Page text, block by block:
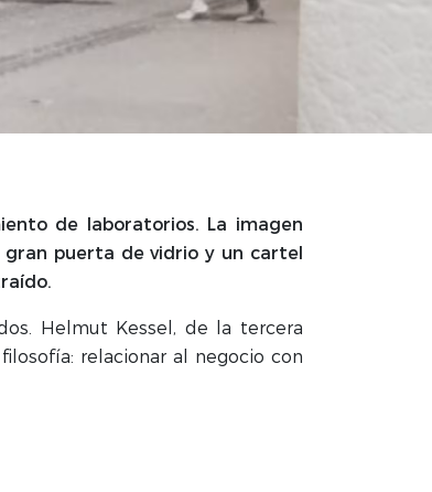
de laboratorios. La imagen
gran puerta de vidrio y un cartel
Helmut Kessel, de la tercera
relacionar al negocio con